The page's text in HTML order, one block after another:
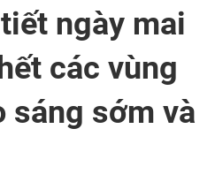
ngày mai
các vùng
sáng sớm và